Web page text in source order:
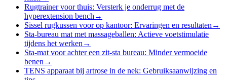
Rugtrainer voor thuis: Versterk je onderrug met de
hyperextension bench →
Sissel rugkussen voor op kantoor: Ervaringen en resultaten →
Sta-bureau mat met massageballen: Actieve voetstimulatie
tijdens het werken →
Sta-mat voor achter een zit-sta bureau: Minder vermoeide
benen →
TENS apparaat bij artrose in de nek: Gebruiksaanwijzing en